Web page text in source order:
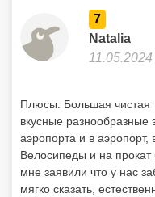
7
Natalia
11.05.2024
Плюсы: Большая чистая
вкусные разнообразные
аэропорта и в аэропорт,
Велосипеды и на
мне заявили что у нас
мягко сказать,